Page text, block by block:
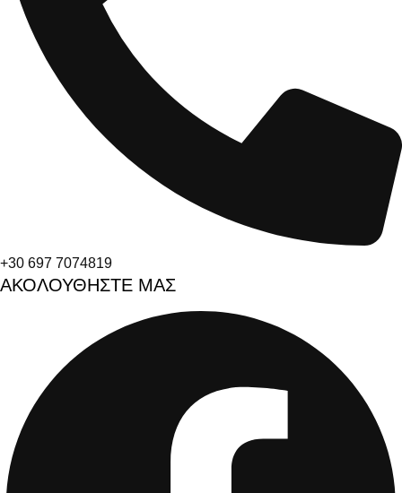
+30 697 7074819
ΑΚΟΛΟΥΘΗΣΤΕ ΜΑΣ